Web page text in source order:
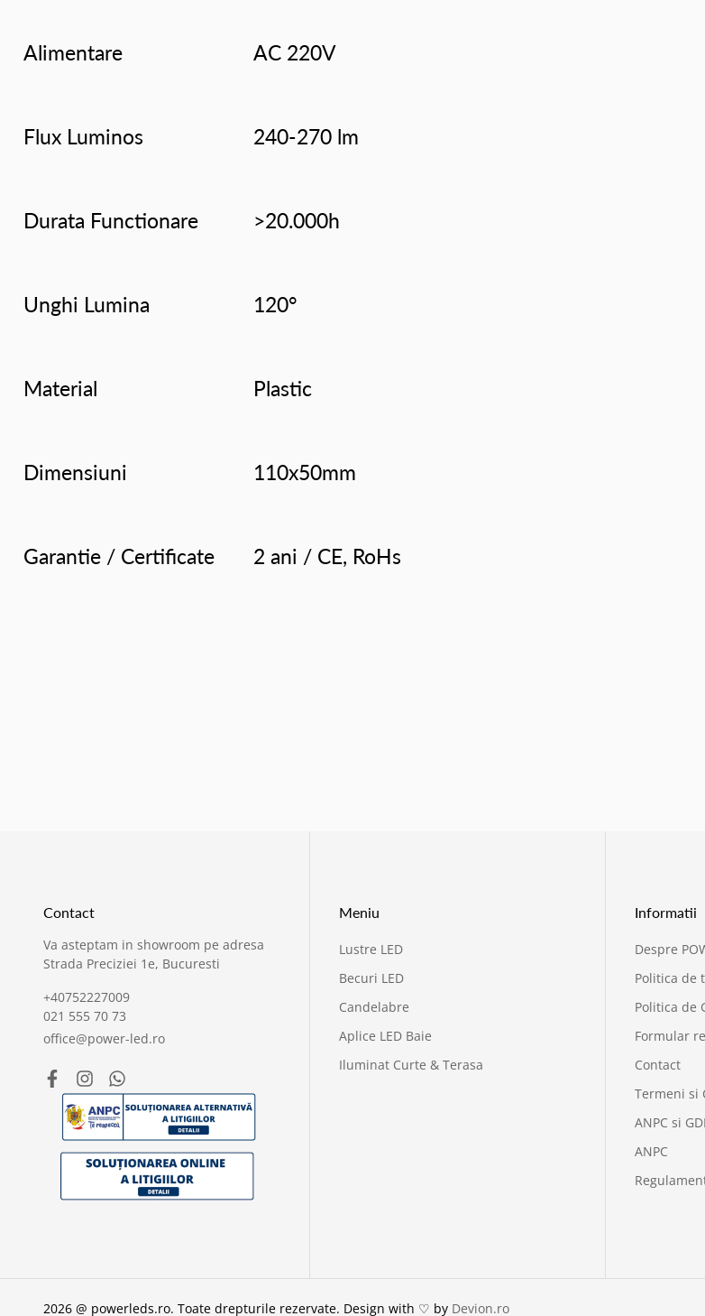
Alimentare AC 220V
Flux Luminos 240-270 lm
Durata Functionare >20.000h
Unghi Lumina 120°
Material Plastic
Dimensiuni 110x50mm
Garantie / Certificate 2 ani / CE, RoHs
Contact
Va asteptam in showroom pe adresa
Strada Preciziei 1e, Bucuresti
+40752227009
021 555 70 73
office@power-led.ro
Meniu
Lustre LED
Becuri LED
Candelabre
Aplice LED Baie
Iluminat Curte & Terasa
Informatii
Despre
Politica de
Politica de
Formular
Contact
Termeni si
ANPC si
ANPC
2026 @ powerleds.ro. Toate drepturile rezervate. Design with ♡ by Devion.ro